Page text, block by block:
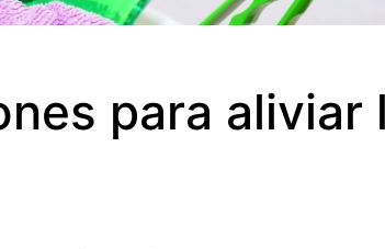
para